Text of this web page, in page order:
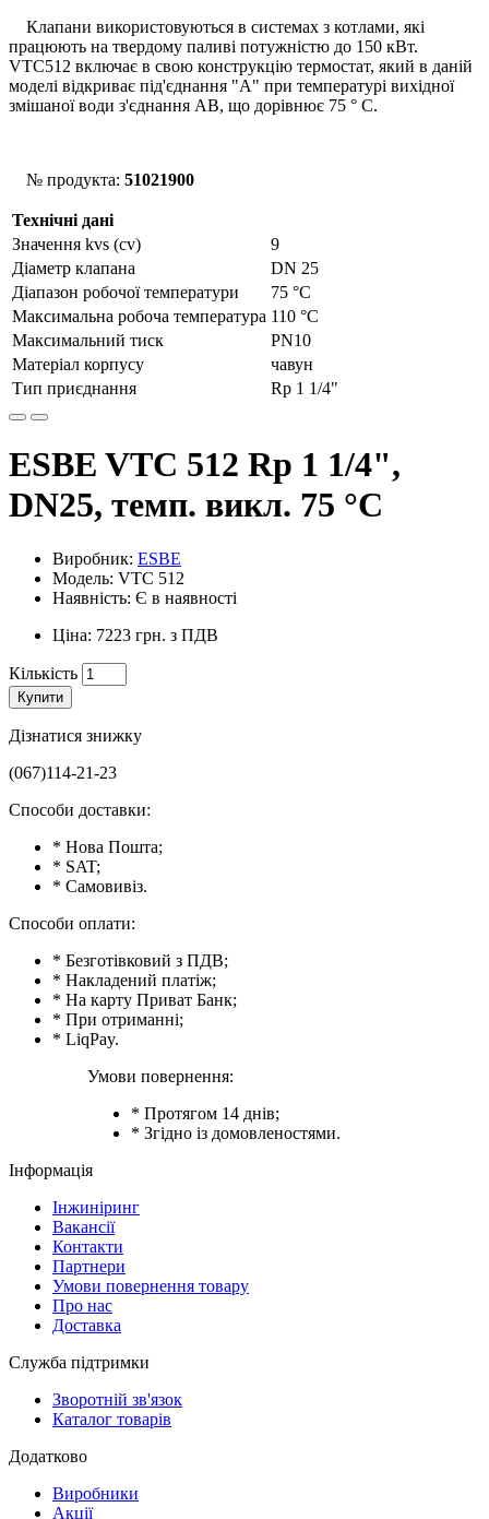
Клапани використовуються в системах з котлами, які
працюють на твердому паливі потужністю до 150 кВт.
VTС512 включає в свою конструкцію термостат, який в даній
моделі відкриває під'єднання "А" при температурі вихідної
змішаної води з'єднання АВ, що дорівнює 75 ° С.
№ продукта: 51021900
Технічні дані
Значення kvs (cv)
9
Діаметр клапана
DN 25
Діапазон робочої температури
75 °С
Максимальна робоча температура 110 °C
Максимальний тиск
PN10
Матеріал корпусу
чавун
Тип приєднання
Rp 1 1/4"
ESBE VTC 512 Rp 1 1/4",
DN25, темп. викл. 75 °C
Виробник: ESBE
Модель: VTC 512
Наявність: Є в наявності
Ціна: 7223 грн. з ПДВ
Кількість
Купити
Дізнатися знижку
(067)114-21-23
Способи доставки:
* Нова Пошта;
* SAT;
* Самовивіз.
Способи оплати:
* Безготівковий з ПДВ;
* Накладений платіж;
* На карту Приват Банк;
* При отриманні;
* LiqPay.
Умови повернення:
* Протягом 14 днів;
* Згідно із домовленостями.
Інформація
Інжиніринг
Вакансії
Контакти
Партнери
Умови повернення товару
Про нас
Доставка
Служба підтримки
Зворотній зв'язок
Каталог товарів
Додатково
Виробники
Акції